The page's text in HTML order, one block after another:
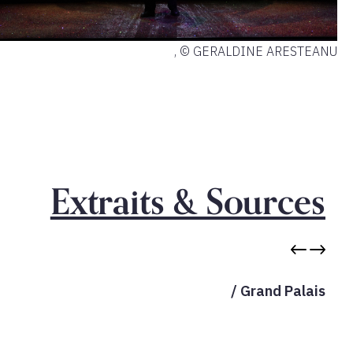
, © GERALDINE ARESTEANU
Extraits & Sources
/ Grand Palais